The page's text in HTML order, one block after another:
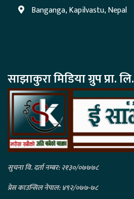
Banganga, Kapilvastu, Nepal
साझाकुरा मिडिया ग्रुप प्रा. लि.
सुचना वि. दर्ता नम्बर: २१३०/०७७७८
प्रेस काउन्सिल नेपाल: ४९२/०७७-७८